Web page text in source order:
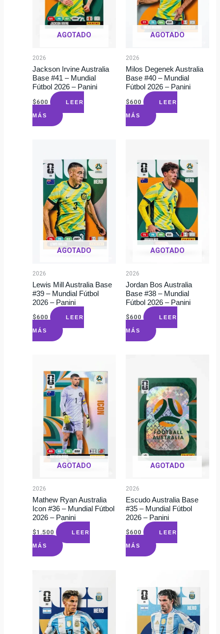
AGOTADO
2026
Jackson Irvine Australia
Base #41 – Mundial
Fútbol 2026 – Panini
$600 LEER
MÁS
AGOTADO
2026
Milos Degenek Australia
Base #40 – Mundial
Fútbol 2026 – Panini
$600 LEER
MÁS
AGOTADO
2026
Lewis Mill Australia Base
#39 – Mundial Fútbol
2026 – Panini
$600 LEER
MÁS
AGOTADO
2026
Jordan Bos Australia
Base #38 – Mundial
Fútbol 2026 – Panini
$600 LEER
MÁS
AGOTADO
2026
Mathew Ryan Australia
Icon #36 – Mundial Fútbol
2026 – Panini
$1.500 LEER
MÁS
AGOTADO
2026
Escudo Australia Base
#35 – Mundial Fútbol
2026 – Panini
$600 LEER
MÁS